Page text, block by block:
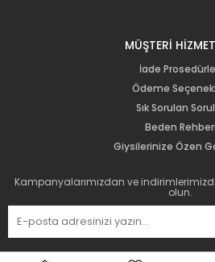
MÜŞTERİ
İade
Ödeme
Sık Sorulan
Beden Rehberi
Giysilerinize Özen
Kampanyalarımızdan ve
olun.